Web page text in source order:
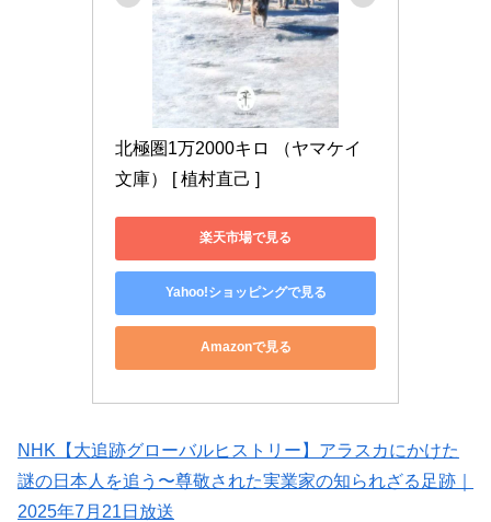
北極圏1万2000キロ （ヤマケイ
文庫） [ 植村直己 ]
楽天市場で見る
Yahoo!ショッピングで見る
Amazonで見る
NHK【大追跡グローバルヒストリー】アラスカにかけた
謎の日本人を追う〜尊敬された実業家の知られざる足跡｜
2025年7月21日放送